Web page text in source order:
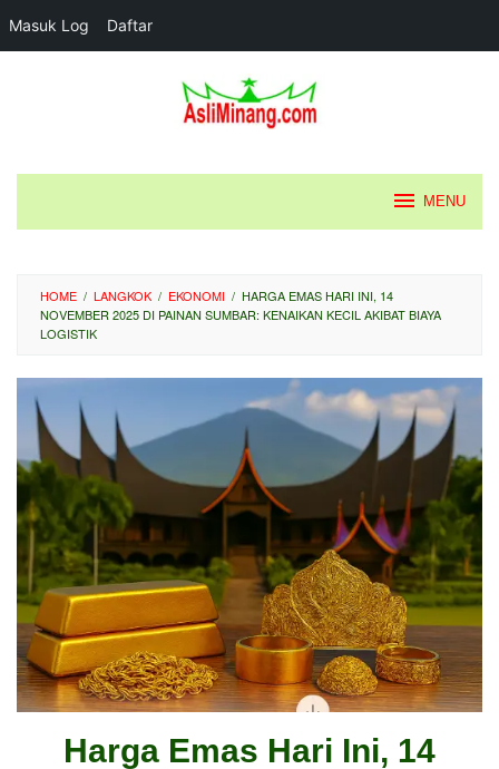
Masuk Log Daftar
MENU
HOME / LANGKOK / EKONOMI / HARGA EMAS HARI INI, 14
NOVEMBER 2025 DI PAINAN SUMBAR: KENAIKAN KECIL AKIBAT BIAYA
LOGISTIK
Harga Emas Hari Ini, 14